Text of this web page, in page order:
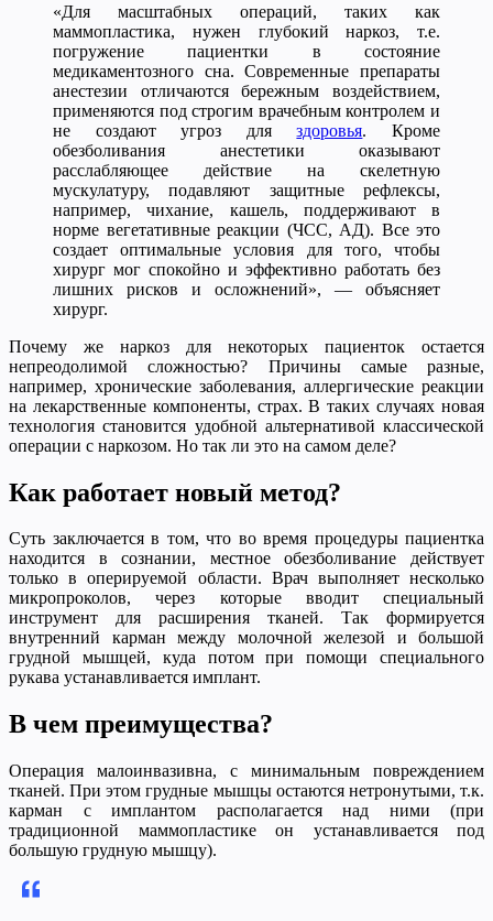
«Для масштабных операций, таких как
маммопластика, нужен глубокий наркоз, т.е.
погружение пациентки в состояние
медикаментозного сна. Современные препараты
анестезии отличаются бережным воздействием,
применяются под строгим врачебным контролем и
не создают угроз дляздоровья. Кроме
обезболивания анестетики оказывают
расслабляющее действие на скелетную
мускулатуру, подавляют защитные рефлексы,
например, чихание, кашель, поддерживают в
норме вегетативные реакции (ЧСС, АД). Все это
создает оптимальные условия для того, чтобы
хирург мог спокойно и эффективно работать без
лишних рисков и осложнений», — объясняет
хирург.
Почему же наркоз для некоторых пациенток остается
непреодолимой сложностью? Причины самые разные,
например, хронические заболевания, аллергические реакции
на лекарственные компоненты, страх. В таких случаях новая
технология становится удобной альтернативой классической
операции с наркозом. Но так ли это на самом деле?
Как работает новый метод?
Суть заключается в том, что во время процедуры пациентка
находится в сознании, местное обезболивание действует
только в оперируемой области. Врач выполняет несколько
микропроколов, через которые вводит специальный
инструмент для расширения тканей. Так формируется
внутренний карман между молочной железой и большой
грудной мышцей, куда потом при помощи специального
рукава устанавливается имплант.
В чем преимущества?
Операция малоинвазивна, с минимальным повреждением
тканей. При этом грудные мышцы остаются нетронутыми, т.к.
карман с имплантом располагается над ними (при
традиционной маммопластике он устанавливается под
большую грудную мышцу).